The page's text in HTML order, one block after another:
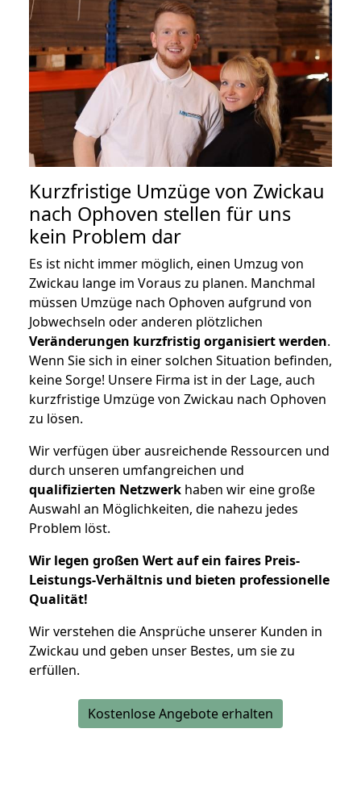
Kurzfristige Umzüge von Zwickau
nach Ophoven stellen für uns
kein Problem dar
Es ist nicht immer möglich, einen Umzug von
Zwickau lange im Voraus zu planen. Manchmal
müssen Umzüge nach Ophoven aufgrund von
Jobwechseln oder anderen plötzlichen
Veränderungen kurzfristig organisiert werden.
Wenn Sie sich in einer solchen Situation befinden,
keine Sorge! Unsere Firma ist in der Lage, auch
kurzfristige Umzüge von Zwickau nach Ophoven
zu lösen.
Wir verfügen über ausreichende Ressourcen und
durch unseren umfangreichen und
qualifizierten Netzwerk haben wir eine große
Auswahl an Möglichkeiten, die nahezu jedes
Problem löst.
Wir legen großen Wert auf ein faires Preis-
Leistungs-Verhältnis und bieten professionelle
Qualität!
Wir verstehen die Ansprüche unserer Kunden in
Zwickau und geben unser Bestes, um sie zu
erfüllen.
Kostenlose Angebote erhalten